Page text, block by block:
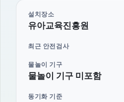
설치장소
유아교육진흥원
최근 안전검사
물놀이 기구
물놀이 기구 미포함
동기화 기준